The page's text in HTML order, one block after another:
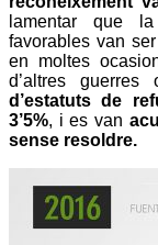
lamentar que
favorables van
en moltes
d’altres
d’estatuts de
3’5%, i es van
sense resoldre.